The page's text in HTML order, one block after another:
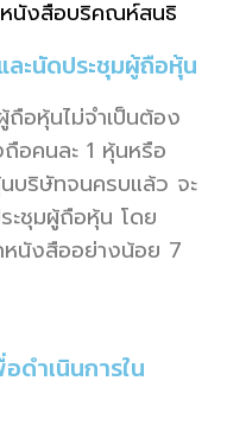
ละนัดประชุมผู้ถือหุ้น
อหุ้นไม่จำเป็นต้อง
อคนละ 1 หุ้นหรือ
บริษัทจนครบแล้ว จะ
ะชุมผู้ถือหุ้น โดย
หนังสืออย่างน้อย 7
ดำเนินการใน